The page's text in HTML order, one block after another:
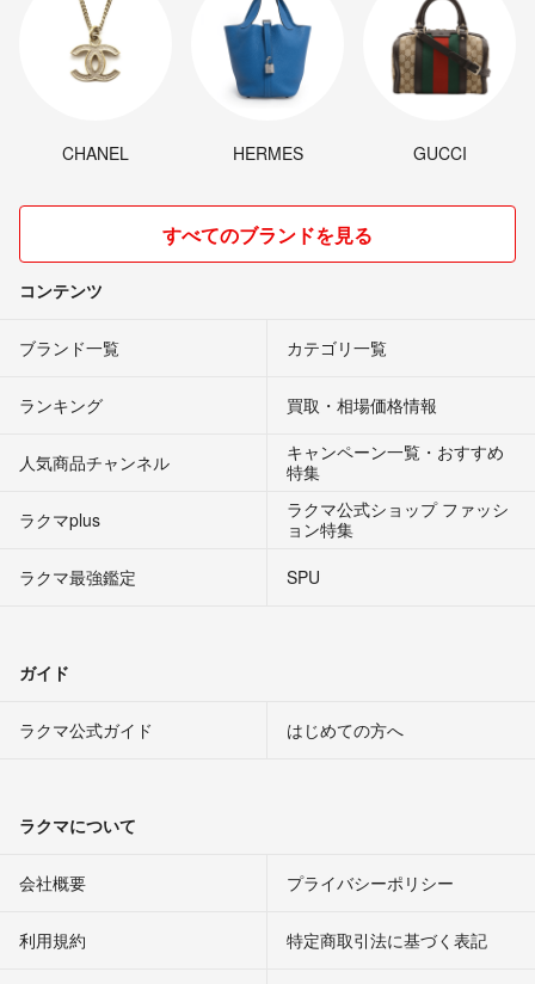
CHANEL HERMES GUCCI
すべてのブランドを見る
コンテンツ
ブランド一覧 カテゴリ一覧
ランキング 買取・相場価格情報
人気商品チャンネル
キャンペーン一覧・おすすめ
特集
ラクマplus
ラクマ公式ショップ ファッシ
ョン特集
ラクマ最強鑑定
SPU
ガイド
ラクマ公式ガイド はじめての方へ
ラクマについて
会社概要 プライバシーポリシー
利用規約 特定商取引法に基づく表記